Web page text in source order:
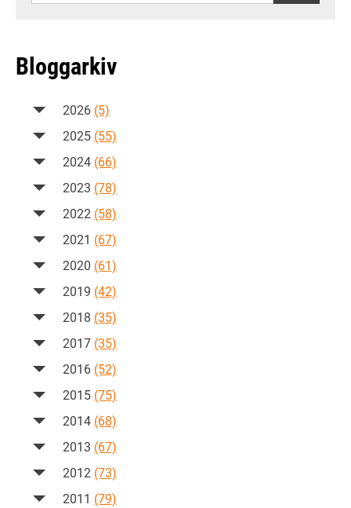
Bloggarkiv
2026 (5)
2025 (55)
2024 (66)
2023 (78)
2022 (58)
2021 (67)
2020 (61)
2019 (42)
2018 (35)
2017 (35)
2016 (52)
2015 (75)
2014 (68)
2013 (67)
2012 (73)
2011 (79)